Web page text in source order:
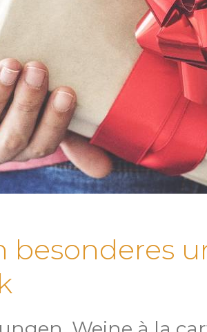
besonderes